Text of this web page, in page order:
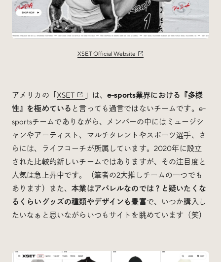
XSET Official Website
アメリカの「 XSET 」は、 e-sports業界における『多様
性』を極めている と言っても過言ではないチームです。e-
sportsチームでありながら、メンバーの中にはミュージシ
ャンやアーティスト、マルチタレントやスポーツ選手、さ
らには、ライフコーチが所属しています。2020年に設立
された比較的新しいチームではありますが、その注目度と
人気は急上昇中です。（筆者の2大推しチームの一つでも
あります）また、本業はアパレルなのでは？と疑いたくな
るくらいグッズの種類やデザインも豊富で、いつか購入し
たいなぁと思いながらいつもサイトを眺めています（笑）